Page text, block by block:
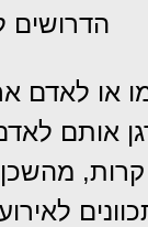
הדרושים
לאדם
אותם